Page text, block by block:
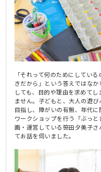
「それって何のためにしてい
きだから」という答えではな
しても、目的や理由を求めて
ません。子どもと、大人の遊
目指し、障がいの有無、年代
ワークショップを行う「ぶっ
画・運営している笹田夕美子
てお話を伺いました。